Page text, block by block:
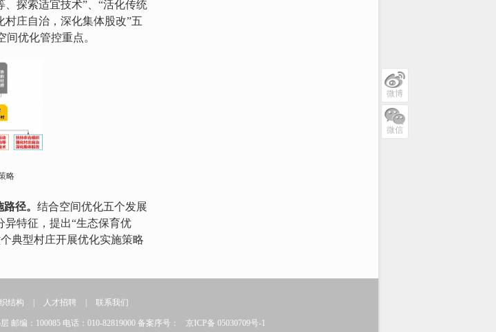
探索适宜技术”、“活化传统
庄自治，深化集体股改”五
优化管控重点。
略
径。 结合空间优化五个发展
异特征，提出“生态保育优
典型村庄开展优化实施策略
结构 人才招聘 联系我们
邮编：100085 电话：010-82819000 备案序号： 京ICP备 05030709号-1
微博
微信